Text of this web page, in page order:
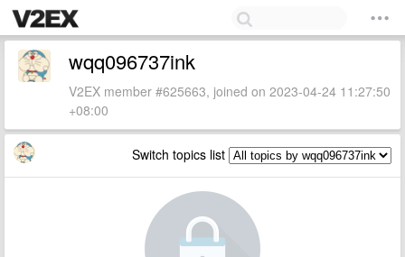
wqq096737ink
V2EX member #625663, joined on 2023-04-24 11:27:50
+08:00
Switch topics list